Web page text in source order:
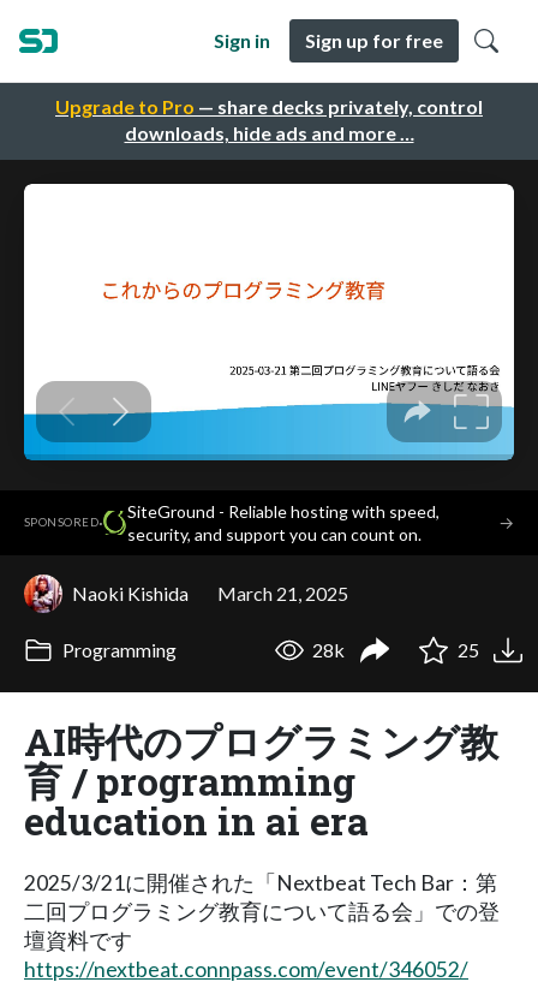
Upgrade to Pro — share decks privately, control
downloads, hide ads and more …
Sign in Sign up for free
SPONSORED·
SiteGround - Reliable hosting with speed,
security, and support you can count on.
→
Naoki Kishida March 21, 2025
Programming 28k 25
AI時代のプログラミング教
育 / programming
education in ai era
2025/3/21に開催された「Nextbeat Tech Bar：第
二回プログラミング教育について語る会」での登
壇資料です
https://nextbeat.connpass.com/event/346052/